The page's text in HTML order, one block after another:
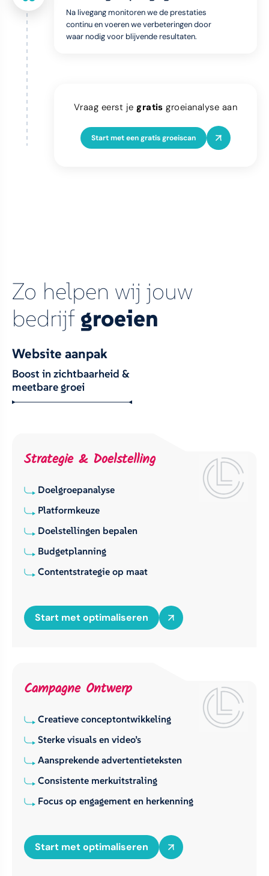
Na livegang monitoren we de prestaties
continu en voeren we verbeteringen door
waar nodig voor blijvende resultaten.
Vraag eerst jegratis groeianalyse aan
Start met een gratis groeiscan
Zo helpen wij jouw
bedrijf groeien
Website aanpak
Boost in zichtbaarheid &
meetbare groei
Strategie & Doelstelling
Doelgroepanalyse
Platformkeuze
Doelstellingen bepalen
Budgetplanning
Contentstrategie op maat
Start met optimaliseren
Campagne Ontwerp
Creatieve conceptontwikkeling
Sterke visuals en video’s
Aansprekende advertentieteksten
Consistente merkuitstraling
Focus op engagement en herkenning
Start met optimaliseren